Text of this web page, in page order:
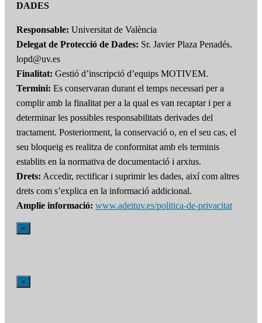
DADES
Responsable: Universitat de València
Delegat de Protecció de Dades: Sr. Javier Plaza Penadés.
lopd@uv.es
Finalitat: Gestió d’inscripció d’equips MOTIVEM.
Termini: Es conservaran durant el temps necessari per a
complir amb la finalitat per a la qual es van recaptar i per a
determinar les possibles responsabilitats derivades del
tractament. Posteriorment, la conservació o, en el seu cas, el
seu bloqueig es realitza de conformitat amb els terminis
establits en la normativa de documentació i arxius.
Drets: Accedir, rectificar i suprimir les dades, així com altres
drets com s’explica en la informació addicional.
Amplie informació: www.adeituv.es/politica-de-privacitat
×
×